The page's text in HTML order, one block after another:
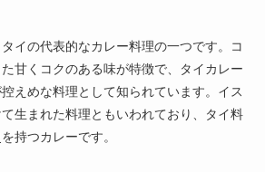
イの代表的なカレー料理の一つです。コ
甘くコクのある味が特徴で、タイカレー
えめな料理として知られています。イス
生まれた料理ともいわれており、タイ料
持つカレーです。